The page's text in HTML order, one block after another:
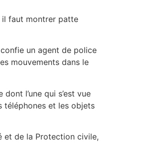
il faut montrer patte
un agent de police
mouvements dans le
l’une qui s’est vue
téléphones et les objets
et de la Protection civile,